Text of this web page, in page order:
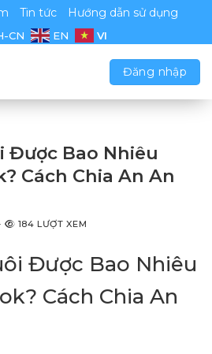
Tin tức Hướng dẫn sử dụng
CN EN VI
Đăng nhập
Được Bao Nhiêu
Cách Chia An An
184 LƯỢT XEM
Được Bao Nhiêu
Cách Chia An